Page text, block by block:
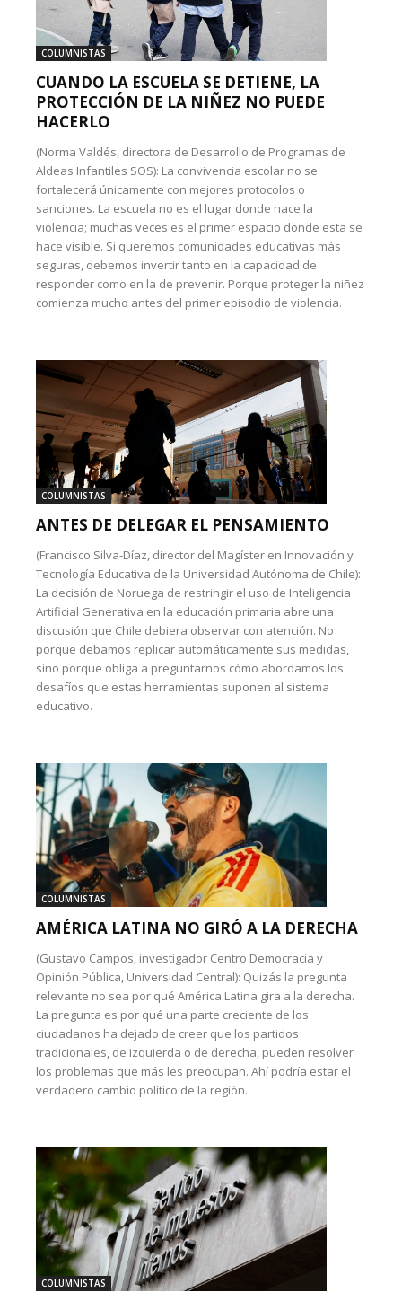
COLUMNISTAS
CUANDO LA ESCUELA SE DETIENE, LA
PROTECCIÓN DE LA NIÑEZ NO PUEDE
HACERLO
(Norma Valdés, directora de Desarrollo de Programas de
Aldeas Infantiles SOS): La convivencia escolar no se
fortalecerá únicamente con mejores protocolos o
sanciones. La escuela no es el lugar donde nace la
violencia; muchas veces es el primer espacio donde esta se
hace visible. Si queremos comunidades educativas más
seguras, debemos invertir tanto en la capacidad de
responder como en la de prevenir. Porque proteger la niñez
comienza mucho antes del primer episodio de violencia.
COLUMNISTAS
ANTES DE DELEGAR EL PENSAMIENTO
(Francisco Silva-Díaz, director del Magíster en Innovación y
Tecnología Educativa de la Universidad Autónoma de Chile):
La decisión de Noruega de restringir el uso de Inteligencia
Artificial Generativa en la educación primaria abre una
discusión que Chile debiera observar con atención. No
porque debamos replicar automáticamente sus medidas,
sino porque obliga a preguntarnos cómo abordamos los
desafíos que estas herramientas suponen al sistema
educativo.
COLUMNISTAS
AMÉRICA LATINA NO GIRÓ A LA DERECHA
(Gustavo Campos, investigador Centro Democracia y
Opinión Pública, Universidad Central): Quizás la pregunta
relevante no sea por qué América Latina gira a la derecha.
La pregunta es por qué una parte creciente de los
ciudadanos ha dejado de creer que los partidos
tradicionales, de izquierda o de derecha, pueden resolver
los problemas que más les preocupan. Ahí podría estar el
verdadero cambio político de la región.
COLUMNISTAS